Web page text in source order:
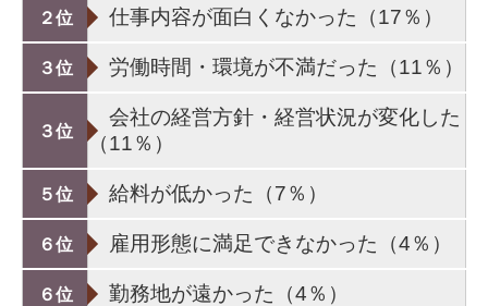
２位 仕事内容が面白くなかった（17％）
３位 労働時間・環境が不満だった（11％）
３位
会社の経営方針・経営状況が変化した
（11％）
５位 給料が低かった（7％）
６位 雇用形態に満足できなかった（4％）
６位 勤務地が遠かった（4％）